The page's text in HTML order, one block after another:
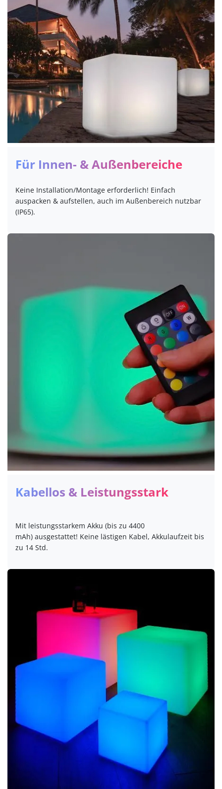
Für Innen- & Außenbereiche
Keine Installation/Montage erforderlich! Einfach
auspacken & aufstellen, auch im Außenbereich nutzbar
(IP65).
Kabellos & Leistungsstark
Mit leistungsstarkem Akku (bis zu 4400
mAh) ausgestattet! Keine lästigen Kabel, Akkulaufzeit bis
zu 14 Std.